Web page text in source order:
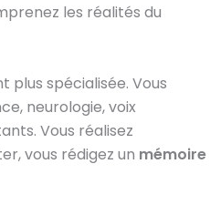
les réalités du
plus spécialisée. Vous
neurologie, voix
Vous réalisez
vous rédigez un mémoire